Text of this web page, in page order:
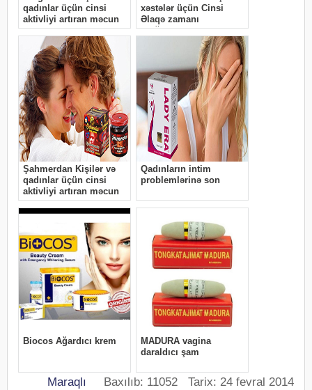
Maraqlı Baxılıb: 11052 Tarix: 24 fevral 2014